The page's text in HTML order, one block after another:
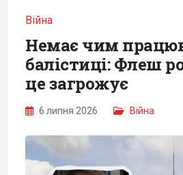
Війна
Немає чим
балістиці: Флеш
це загрожує
6 липня 2026 Війна